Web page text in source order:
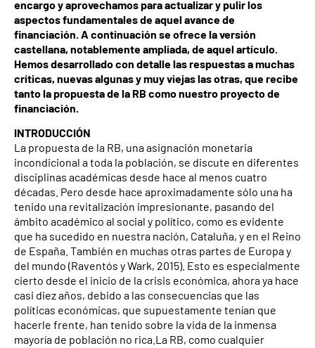
encargo y aprovechamos para actualizar y pulir los
aspectos fundamentales de aquel avance de
financiación. A continuación se ofrece la versión
castellana, notablemente ampliada, de aquel artículo.
Hemos desarrollado con detalle las respuestas a muchas
críticas, nuevas algunas y muy viejas las otras, que recibe
tanto la propuesta de la RB como nuestro proyecto de
financiación.
INTRODUCCIÓN
La propuesta de la RB, una asignación monetaria
incondicional a toda la población, se discute en diferentes
disciplinas académicas desde hace al menos cuatro
décadas. Pero desde hace aproximadamente sólo una ha
tenido una revitalización impresionante, pasando del
ámbito académico al social y político, como es evidente
que ha sucedido en nuestra nación, Cataluña, y en el Reino
de España. También en muchas otras partes de Europa y
del mundo (Raventós y Wark, 2015). Esto es especialmente
cierto desde el inicio de la crisis económica, ahora ya hace
casi diez años, debido a las consecuencias que las
políticas económicas, que supuestamente tenían que
hacerle frente, han tenido sobre la vida de la inmensa
mayoría de población no rica.La RB, como cualquier